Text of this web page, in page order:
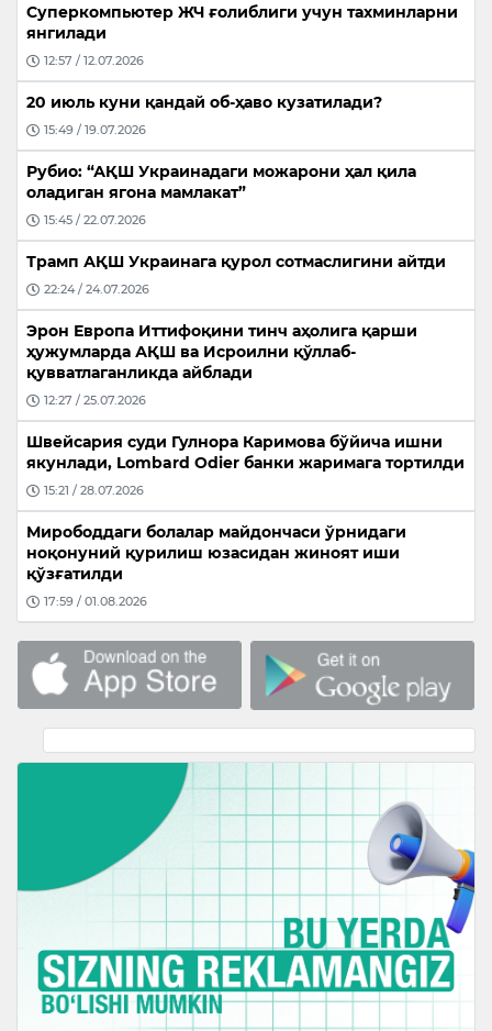
Суперкомпьютер ЖЧ ғолиблиги учун тахминларни
янгилади
12:57 / 12.07.2026
20 июль куни қандай об-ҳаво кузатилади?
15:49 / 19.07.2026
Рубио: “АҚШ Украинадаги можарони ҳал қила
оладиган ягона мамлакат”
15:45 / 22.07.2026
Трамп АҚШ Украинага қурол сотмаслигини айтди
22:24 / 24.07.2026
Эрон Европа Иттифоқини тинч аҳолига қарши
ҳужумларда АҚШ ва Исроилни қўллаб-
қувватлаганликда айблади
12:27 / 25.07.2026
Швейсария суди Гулнора Каримова бўйича ишни
якунлади, Lombard Odier банки жаримага тортилди
15:21 / 28.07.2026
Мирободдаги болалар майдончаси ўрнидаги
ноқонуний қурилиш юзасидан жиноят иши
қўзғатилди
17:59 / 01.08.2026